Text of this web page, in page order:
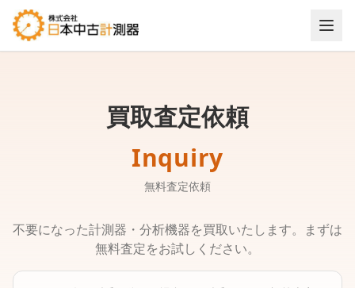
買取査定依頼
Inquiry
無料査定依頼
不要になった計測器・分析機器を買取いたします。まずは
無料査定をお試しください。